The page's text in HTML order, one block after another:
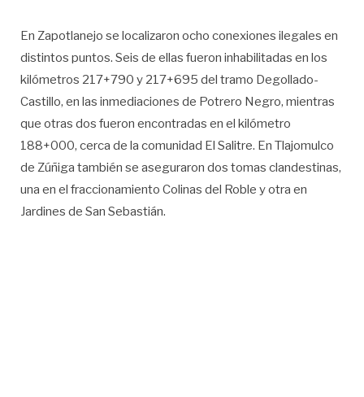
En Zapotlanejo se localizaron ocho conexiones ilegales en
distintos puntos. Seis de ellas fueron inhabilitadas en los
kilómetros 217+790 y 217+695 del tramo Degollado-
Castillo, en las inmediaciones de Potrero Negro, mientras
que otras dos fueron encontradas en el kilómetro
188+000, cerca de la comunidad El Salitre. En Tlajomulco
de Zúñiga también se aseguraron dos tomas clandestinas,
una en el fraccionamiento Colinas del Roble y otra en
Jardines de San Sebastián.